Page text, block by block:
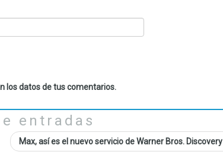
los datos de tus comentarios.
entradas
Max, así es el nuevo servicio de Warner Bros. Discovery